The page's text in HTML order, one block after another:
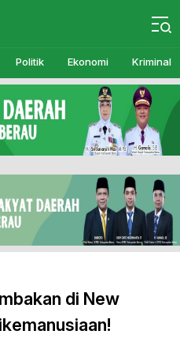
Politik Ekonomi Kriminal
di New